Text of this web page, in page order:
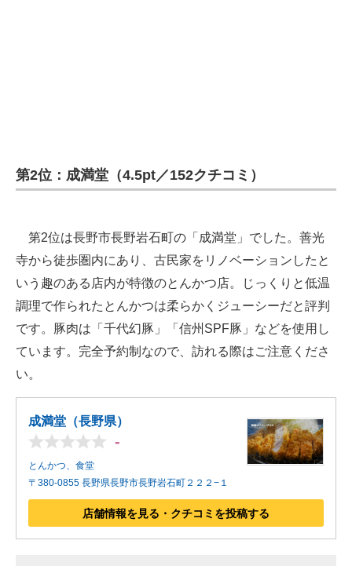
第2位：成満堂（4.5pt／152クチコミ）
第2位は長野市長野岩石町の「成満堂」でした。善光
寺から徒歩圏内にあり、古民家をリノベーションしたと
いう趣のある店内が特徴のとんかつ店。じっくりと低温
調理で作られたとんかつは柔らかくジューシーだと評判
です。豚肉は「千代幻豚」「信州SPF豚」などを使用し
ています。完全予約制なので、訪れる際はご注意くださ
い。
成満堂（長野県）
-
とんかつ、食堂
〒380-0855 長野県長野市長野岩石町２２２−１
店舗情報を見る・クチコミを投稿する